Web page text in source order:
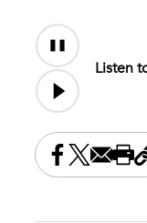
Audio
Content
Listen
Share this on
Share this
Share